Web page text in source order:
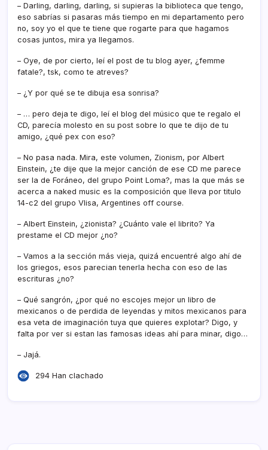
– Darling, darling, darling, si supieras la biblioteca que tengo,
eso sabrí­as si pasaras más tiempo en mi departamento pero
no, soy yo el que te tiene que rogarte para que hagamos
cosas juntos, mira ya llegamos.
– Oye, de por cierto, leí­ el post de tu blog ayer, ¿femme
fatale?, tsk, como te atreves?
– ¿Y por qué se te dibuja esa sonrisa?
– … pero deja te digo, leí­ el blog del músico que te regalo el
CD, parecí­a molesto en su post sobre lo que te dijo de tu
amigo, ¿qué pex con eso?
– No pasa nada. Mira, este volumen, Zionism, por Albert
Einstein, ¿te dije que la mejor canción de ese CD me parece
ser la de Foráneo, del grupo Point Loma?, mas la que más se
acerca a naked music es la composición que lleva por titulo
14-c2 del grupo Vlisa, Argentines off course.
– Albert Einstein, ¿zionista? ¿Cuánto vale el librito? Ya
prestame el CD mejor ¿no?
– Vamos a la sección más vieja, quizá encuentré algo ahí­ de
los griegos, esos parecian tenerla hecha con eso de las
escrituras ¿no?
– Qué sangrón, ¿por qué no escojes mejor un libro de
mexicanos o de perdida de leyendas y mitos mexicanos para
esa veta de imaginación tuya que quieres explotar? Digo, y
falta por ver si estan las famosas ideas ahí­ para minar, digo…
– Jajá.
294 Han clachado